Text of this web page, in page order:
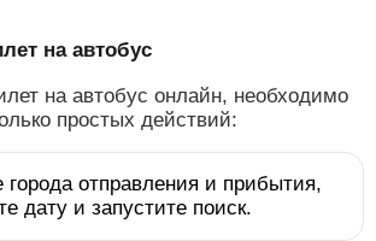
на автобус
на автобус онлайн, необходимо
простых действий:
города отправления и прибытия,
дату и запустите поиск.